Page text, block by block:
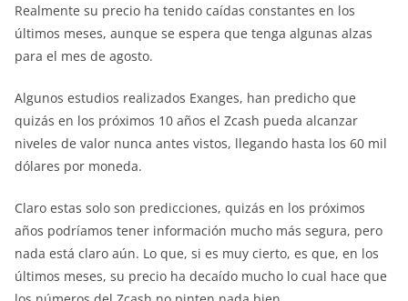
Realmente su precio ha tenido caídas constantes en los
últimos meses, aunque se espera que tenga algunas alzas
para el mes de agosto.
Algunos estudios realizados Exanges, han predicho que
quizás en los próximos 10 años el Zcash pueda alcanzar
niveles de valor nunca antes vistos, llegando hasta los 60 mil
dólares por moneda.
Claro estas solo son predicciones, quizás en los próximos
años podríamos tener información mucho más segura, pero
nada está claro aún. Lo que, si es muy cierto, es que, en los
últimos meses, su precio ha decaído mucho lo cual hace que